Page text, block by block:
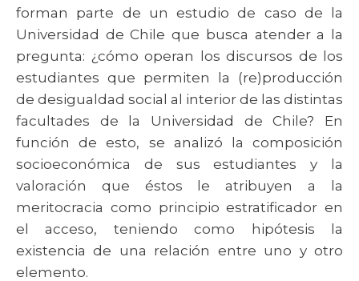
forman parte de un estudio de caso de la
Universidad de Chile que busca atender a la
pregunta: ¿cómo operan los discursos de los
estudiantes que permiten la (re)producción
de desigualdad social al interior de las distintas
facultades de la Universidad de Chile? En
función de esto, se analizó la composición
socioeconómica de sus estudiantes y la
valoración que éstos le atribuyen a la
meritocracia como principio estratificador en
el acceso, teniendo como hipótesis la
existencia de una relación entre uno y otro
elemento.